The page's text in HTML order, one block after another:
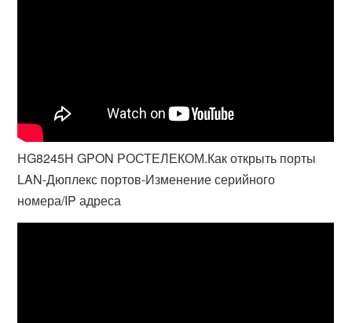
HG8245H GPON РОСТЕЛЕКОМ.Как открыть порты
LAN-Дюплекс портов-Изменение серийного
номера/IP адреса